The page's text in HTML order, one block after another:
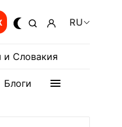
RU
и Словакия
Блоги